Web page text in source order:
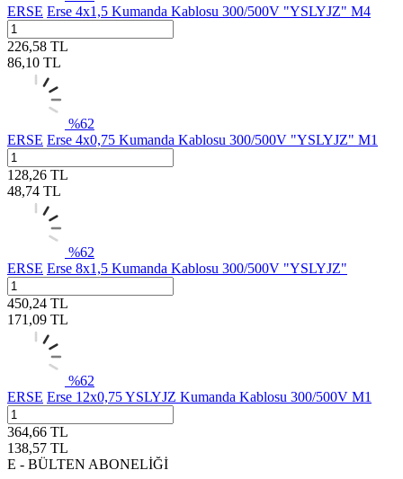
ERSE Erse 4x1,5 Kumanda Kablosu 300/500V "YSLYJZ" M4
226,58 TL
86,10 TL
%62
ERSE Erse 4x0,75 Kumanda Kablosu 300/500V "YSLYJZ" M1
128,26 TL
48,74 TL
%62
ERSE Erse 8x1,5 Kumanda Kablosu 300/500V "YSLYJZ"
450,24 TL
171,09 TL
%62
ERSE Erse 12x0,75 YSLYJZ Kumanda Kablosu 300/500V M1
364,66 TL
138,57 TL
E - BÜLTEN ABONELİĞİ